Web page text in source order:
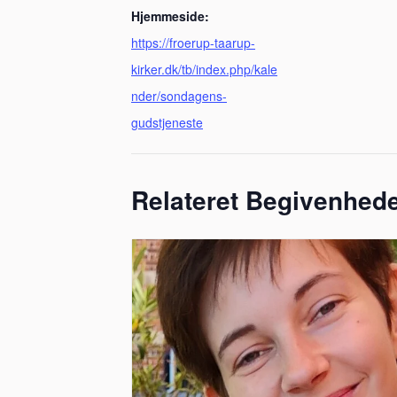
Hjemmeside:
https://froerup-taarup-
kirker.dk/tb/index.php/kale
nder/sondagens-
gudstjeneste
Relateret